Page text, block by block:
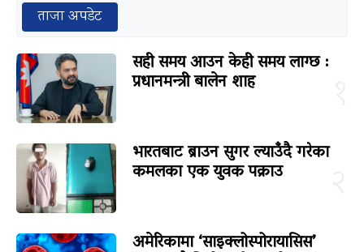
ताजा अपडेट
सही समय आउन केही समय लाग्छ :
प्रधानमन्त्री बालेन शाह
भारतबाट ब्राउन सुगर ल्याउँदै गरेका
कमलका एक युवक पक्राउ
अमेरिकामा ‘साइक्लोस्पोरायासिस’